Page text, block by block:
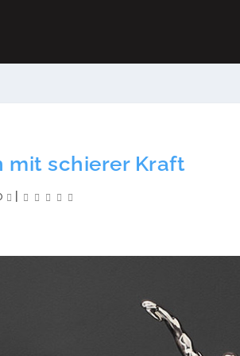
mit schierer Kraft
|